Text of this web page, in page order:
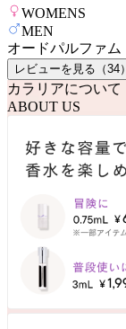
WOMENS
MEN
オードパルファム
レビューを見る（34）
カラリアについて
ABOUT US